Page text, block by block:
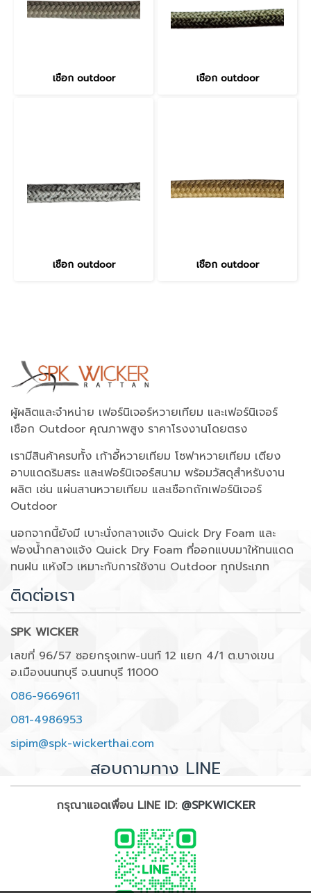
เชือก outdoor เชือก outdoor
เชือก outdoor เชือก outdoor
ผู้ผลิตและจำหน่าย เฟอร์นิเจอร์หวายเทียม และเฟอร์นิเจอร์
เชือก Outdoor คุณภาพสูง ราคาโรงงานโดยตรง
เรามีสินค้าครบทั้ง เก้าอี้หวายเทียม โซฟาหวายเทียม เตียง
อาบแดดริมสระ และเฟอร์นิเจอร์สนาม พร้อมวัสดุสำหรับงาน
ผลิต เช่น แผ่นสานหวายเทียม และเชือกถักเฟอร์นิเจอร์
Outdoor
นอกจากนี้ยังมี เบาะนั่งกลางแจ้ง Quick Dry Foam และ
ฟองน้ำกลางแจ้ง Quick Dry Foam ที่ออกแบบมาให้ทนแดด
ทนฝน แห้งไว เหมาะกับการใช้งาน Outdoor ทุกประเภท
ติดต่อเรา
SPK WICKER
เลขที่ 96/57 ซอยกรุงเทพ-นนท์ 12 แยก 4/1 ต.บางเขน
อ.เมืองนนทบุรี จ.นนทบุรี 11000
086-9669611
081-4986953
sipim@spk-wickerthai.com
สอบถามทาง LINE
กรุณาแอดเพื่อน LINE ID: @SPKWICKER